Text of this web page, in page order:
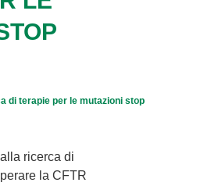
di terapie per le mutazioni stop
ricerca di
la CFTR